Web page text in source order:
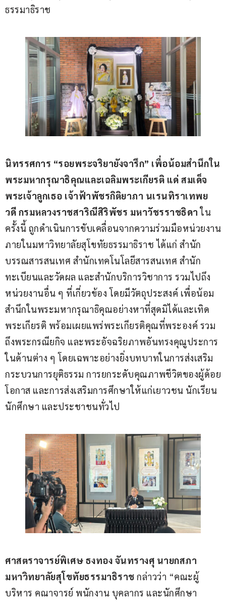
ธรรมาธิราช
นิทรรศการ “รอยพระจริยายังจารึก” เพื่อน้อมสำนึกใน
พระมหากรุณาธิคุณและเฉลิมพระเกียรติ แด่ สมเด็จ
พระเจ้าลูกเธอ เจ้าฟ้าพัชรกิติยาภา นเรนทิราเทพย
วดี กรมหลวงราชสาริณีสิริพัชร มหาวัชรราชธิดา ใน
ครั้งนี้ ถูกดำเนินการขับเคลื่อนจากความร่วมมือหน่วยงาน
ภายในมหาวิทยาลัยสุโขทัยธรรมาธิราช ได้แก่ สำนัก
บรรณสารสนเทศ สำนักเทคโนโลยีสารสนเทศ สำนัก
ทะเบียนและวัดผล และสำนักบริการวิชาการ รวมไปถึง
หน่วยงานอื่น ๆ ที่เกี่ยวข้อง โดยมีวัตถุประสงค์ เพื่อน้อม
สำนึกในพระมหากรุณาธิคุณอย่างหาที่สุดมิได้และเทิด
พระเกียรติ พร้อมเผยแพร่พระเกียรติคุณที่พระองค์ รวม
ถึงพระกรณียกิจ และพระอัจฉริยภาพอันทรงคุณูประการ
ในด้านต่าง ๆ โดยเฉพาะอย่างยิ่งบทบาทในการส่งเสริม
กระบวนการยุติธรรม การยกระดับคุณภาพชีวิตของผู้ด้อย
โอกาส และการส่งเสริมการศึกษาให้แก่เยาวชน นักเรียน
นักศึกษา และประชาชนทั่วไป
ศาสตราจารย์พิเศษ ธงทอง จันทรางศุ นายกสภา
มหาวิทยาลัยสุโขทัยธรรมาธิราช กล่าวว่า “คณะผู้
บริหาร คณาจารย์ พนักงาน บุคลากร และนักศึกษา